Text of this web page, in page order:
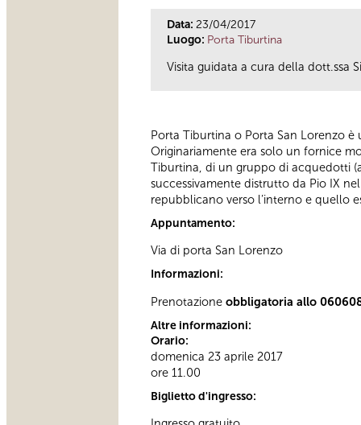
Data: 23/04/2017
Luogo: Porta Tiburtina
Visita guidata a cura della dott.ssa
Porta Tiburtina o Porta San Lorenzo
Originariamente era solo un fornice
Tiburtina, di un gruppo di acquedotti
successivamente distrutto da Pio IX
repubblicano verso l’interno e quello
Appuntamento:
Via di porta San Lorenzo
Informazioni:
Prenotazione obbligatoria allo
Altre informazioni:
Orario:
domenica 23 aprile 2017
ore 11.00
Biglietto d'ingresso: